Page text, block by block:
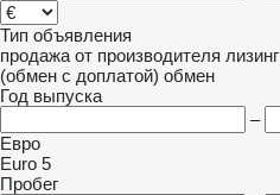
Тип объявления
продажа от производителя лизинг
(обмен с доплатой) обмен
Год выпуска
–
Евро
Euro 5
Пробег